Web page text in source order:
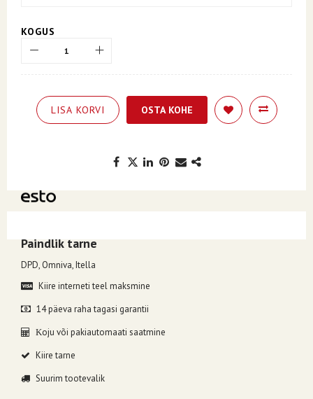
KOGUS
LISA KORVI OSTA KOHE
Paindlik tarne
DPD, Omniva, Itella
Kiire interneti teel maksmine
14 päeva raha tagasi garantii
Koju või pakiautomaati saatmine
Kiire tarne
Suurim tootevalik